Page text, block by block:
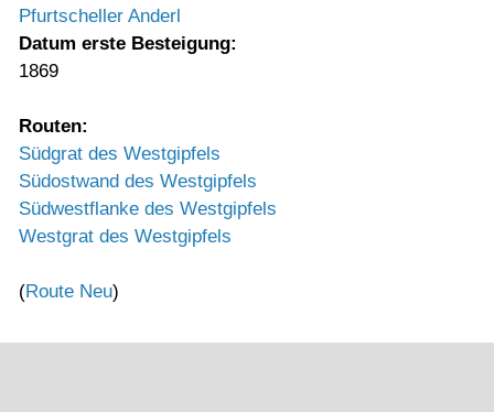
Pfurtscheller Anderl
Datum erste Besteigung:
1869
Routen:
Südgrat des Westgipfels
Südostwand des Westgipfels
Südwestflanke des Westgipfels
Westgrat des Westgipfels
(Route Neu)